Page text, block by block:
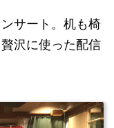
サート。机も椅
沢に使った配信